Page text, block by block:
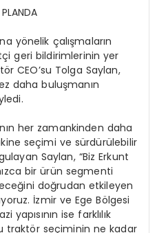
yönelik çalışmaların
geri bildirimlerinin yer
CEO’su Tolga Saylan,
daha buluşmanın
her zamankinden daha
seçimi ve sürdürülebilir
Saylan, “Biz Erkunt
bir ürün segmenti
doğrudan etkileyen
İzmir ve Ege Bölgesi
ise farklılık
traktör seçiminin ne kadar